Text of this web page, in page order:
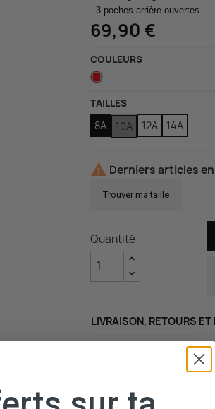
- 3 poches arrière ouvertes
69,90 €
COULEURS
Rouge
TAILLES
8A 10A 12A 14A
 Derniers articles
Trouver ma taille
Quantité
LIVRAISON, RETOURS